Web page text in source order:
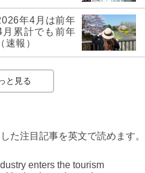
年4月は前年
累計でも前年
報）
と見る
た注目記事を英文で読めます。
enters the tourism